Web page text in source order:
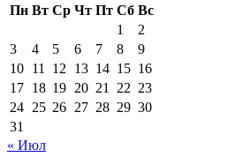
Пн Вт Ср Чт Пт Сб Вс
1
2
3
4 5 6 7 8
9
10 11 12 13 14 15 16
17 18 19 20 21 22 23
24 25 26 27 28 29 30
31
« Июл